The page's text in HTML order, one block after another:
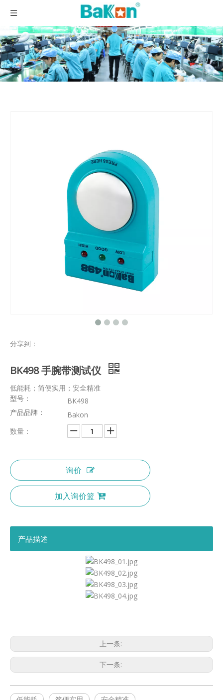
分享到：
BK498 手腕带测试仪
低能耗；简便实用；安全精准
型号：
BK498
产品品牌：
Bakon
数量：
询价
加入询价篮
产品描述
上一条:
下一条: